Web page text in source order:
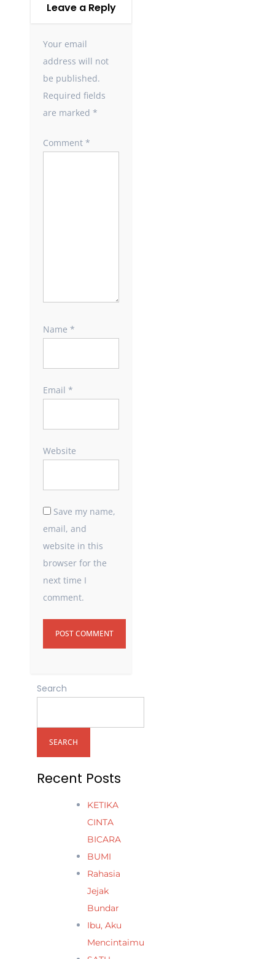
Leave a Reply
Your email
address will not
be published.
Required fields
are marked *
Comment *
Name *
Email *
Website
Save my name,
email, and
website in this
browser for the
next time I
comment.
Search
SEARCH
Recent Posts
KETIKA
CINTA
BICARA
BUMI
Rahasia
Jejak
Bundar
Ibu, Aku
Mencintaimu